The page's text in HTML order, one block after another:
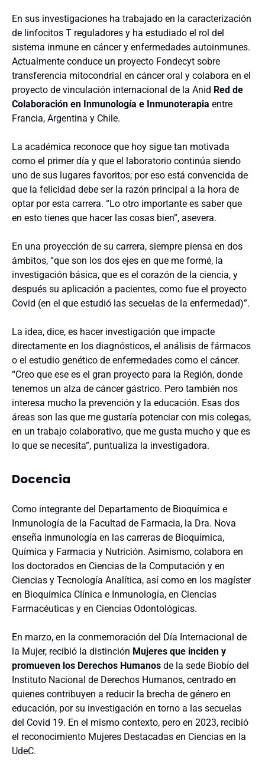
En sus investigaciones ha trabajado en la caracterización
de linfocitos T reguladores y ha estudiado el rol del
sistema inmune en cáncer y enfermedades autoinmunes.
Actualmente conduce un proyecto Fondecyt sobre
transferencia mitocondrial en cáncer oral y colabora en el
proyecto de vinculación internacional de la Anid Red de
Colaboración en Inmunología e Inmunoterapia entre
Francia, Argentina y Chile.
La académica reconoce que hoy sigue tan motivada
como el primer día y que el laboratorio continúa siendo
uno de sus lugares favoritos; por eso está convencida de
que la felicidad debe ser la razón principal a la hora de
optar por esta carrera. “Lo otro importante es saber que
en esto tienes que hacer las cosas bien”, asevera.
En una proyección de su carrera, siempre piensa en dos
ámbitos, “que son los dos ejes en que me formé, la
investigación básica, que es el corazón de la ciencia, y
después su aplicación a pacientes, como fue el proyecto
Covid (en el que estudió las secuelas de la enfermedad)”.
La idea, dice, es hacer investigación que impacte
directamente en los diagnósticos, el análisis de fármacos
o el estudio genético de enfermedades como el cáncer.
“Creo que ese es el gran proyecto para la Región, donde
tenemos un alza de cáncer gástrico. Pero también nos
interesa mucho la prevención y la educación. Esas dos
áreas son las que me gustaría potenciar con mis colegas,
en un trabajo colaborativo, que me gusta mucho y que es
lo que se necesita”, puntualiza la investigadora.
Docencia
Como integrante del Departamento de Bioquímica e
Inmunología de la Facultad de Farmacia, la Dra. Nova
enseña inmunología en las carreras de Bioquímica,
Química y Farmacia y Nutrición. Asimismo, colabora en
los doctorados en Ciencias de la Computación y en
Ciencias y Tecnología Analítica, así como en los magíster
en Bioquímica Clínica e Inmunología, en Ciencias
Farmacéuticas y en Ciencias Odontológicas.
En marzo, en la conmemoración del Día Internacional de
la Mujer, recibió la distinción Mujeres que inciden y
promueven los Derechos Humanos de la sede Biobío del
Instituto Nacional de Derechos Humanos, centrado en
quienes contribuyen a reducir la brecha de género en
educación, por su investigación en torno a las secuelas
del Covid 19. En el mismo contexto, pero en 2023, recibió
el reconocimiento Mujeres Destacadas en Ciencias en la
UdeC.